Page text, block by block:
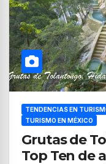
TENDENCIAS EN
TURISMO EN MÉXICO
Grutas de
Top Ten de